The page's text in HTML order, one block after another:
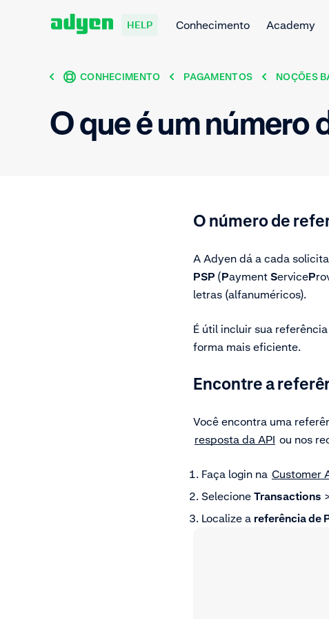
HELP Conhecimento Academy
CONHECIMENTO PAGAMENTOS NOÇÕES
O que é um número
O número de
A Adyen dá a cada
PSP (Payment ServiceP
letras (alfanuméricos).
É útil incluir sua
forma mais eficiente.
Encontre a
Você encontra uma
resposta da API ou nos
Faça login na Customer
Selecione Transactions
Localize a referência de